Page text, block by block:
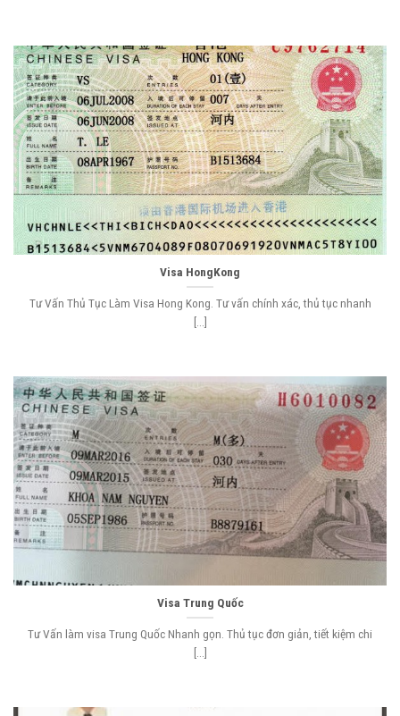
Visa HongKong
Tư Vấn Thủ Tục Làm Visa Hong Kong. Tư vấn chính xác, thủ tục nhanh
[...]
Visa Trung Quốc
Tư Vấn làm visa Trung Quốc Nhanh gọn. Thủ tục đơn giản, tiết kiệm chi
[...]